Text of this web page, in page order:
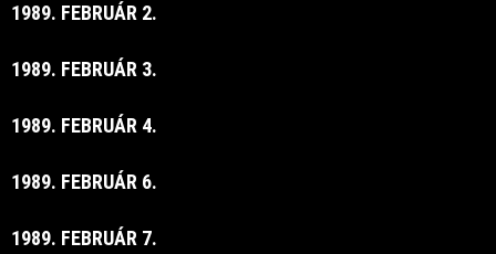
1989. FEBRUÁR 2.
1989. FEBRUÁR 3.
1989. FEBRUÁR 4.
1989. FEBRUÁR 6.
1989. FEBRUÁR 7.